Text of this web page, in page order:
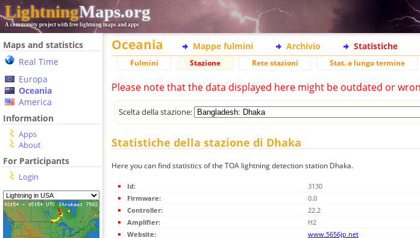
LightningMaps.org
A community project with free lightning maps and apps
Maps and statistics
Real Time
Europa
Oceania
America
Information
Apps
About
For Participants
Login
Oceania Mappe fulmini Archivio Statistiche
Fulmini Stazione Rete stazioni Stat. a lungo termine
Please note that the data displayed here might be outdated or
Scelta della stazione:
Statistiche della stazione di Dhaka
Here you can find statistics of the TOA lightning detection station Dhaka.
Id:
3130
Firmware:
0.0
Controller:
22.2
Amplifier:
H2
Website:
www.5656jp.net